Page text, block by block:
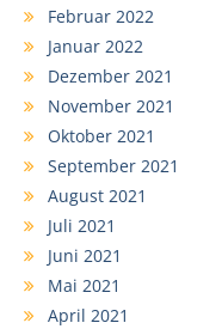
Februar 2022
Januar 2022
Dezember 2021
November 2021
Oktober 2021
September 2021
August 2021
Juli 2021
Juni 2021
Mai 2021
April 2021